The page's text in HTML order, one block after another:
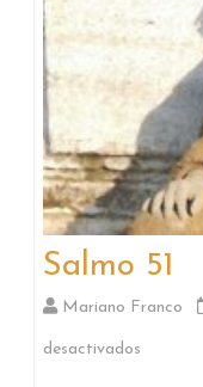
Salmo 51
Mariano Franco
desactivados